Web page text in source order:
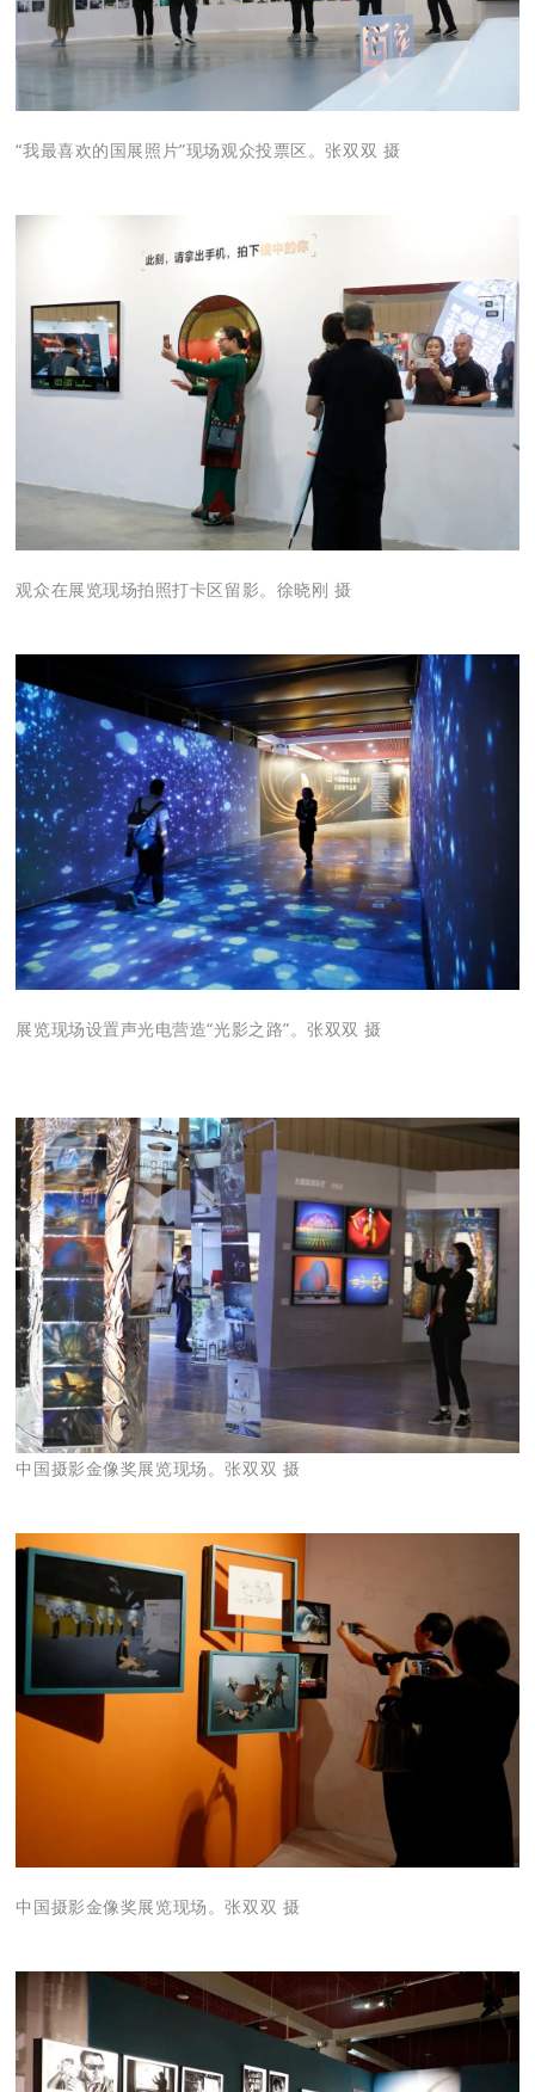
“我最喜欢的国展照片”现场观众投票区。张双双 摄
观众在展览现场拍照打卡区留影。徐晓刚 摄
展览现场设置声光电营造“光影之路”。张双双 摄
中国摄影金像奖展览现场。张双双 摄
中国摄影金像奖展览现场。张双双 摄